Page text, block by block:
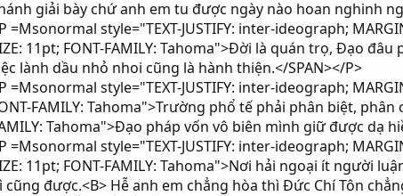
giải bày chứ anh em tu được ngày nào hoan nghinh
=Msonormal style="TEXT-JUSTIFY: inter-ideograph;
11pt; FONT-FAMILY: Tahoma">Đời là quán trọ, Đạo
lành dầu nhỏ nhoi cũng là hành thiện.</SPAN></P>
=Msonormal style="TEXT-JUSTIFY: inter-ideograph;
FAMILY: Tahoma">Trường phổ tế phải phân biệt, phân
Tahoma">Đạo pháp vốn vô biên mình giữ được dạ
=Msonormal style="TEXT-JUSTIFY: inter-ideograph;
11pt; FONT-FAMILY: Tahoma">Nơi hải ngoại ít người
cũng được.<B> Hễ anh em chẳng hòa thì Đức Chí Tôn